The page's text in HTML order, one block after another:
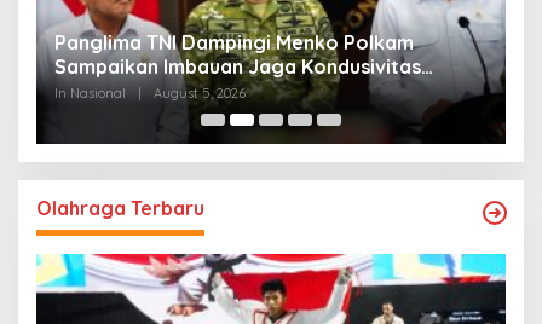
Panglima TNI Dampingi Menko Polkam
Sampaikan Imbauan Jaga Kondusivitas
Bangsa
In Nasional | August 5, 2026
Olahraga Terbaru